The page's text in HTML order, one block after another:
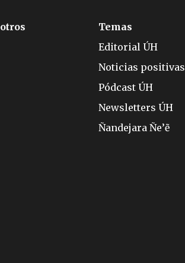
Temas
Editorial ÚH
Noticias positivas
Pódcast ÚH
Newsletters ÚH
Ñandejara Ñe’ẽ